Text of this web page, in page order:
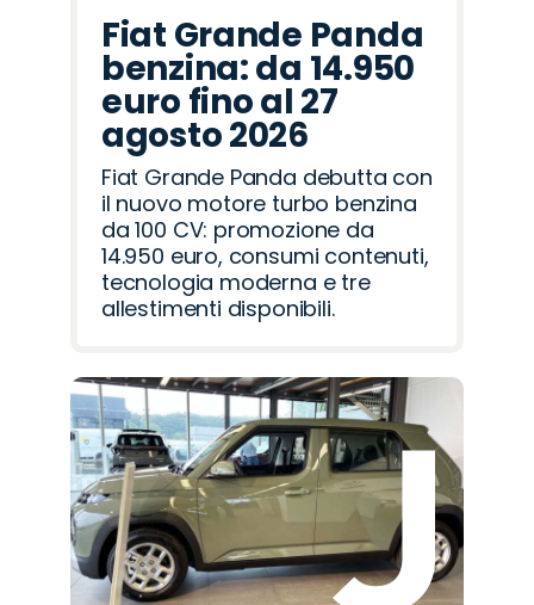
Fiat Grande Panda
benzina: da 14.950
euro fino al 27
agosto 2026
Fiat Grande Panda debutta con
il nuovo motore turbo benzina
da 100 CV: promozione da
14.950 euro, consumi contenuti,
tecnologia moderna e tre
allestimenti disponibili.